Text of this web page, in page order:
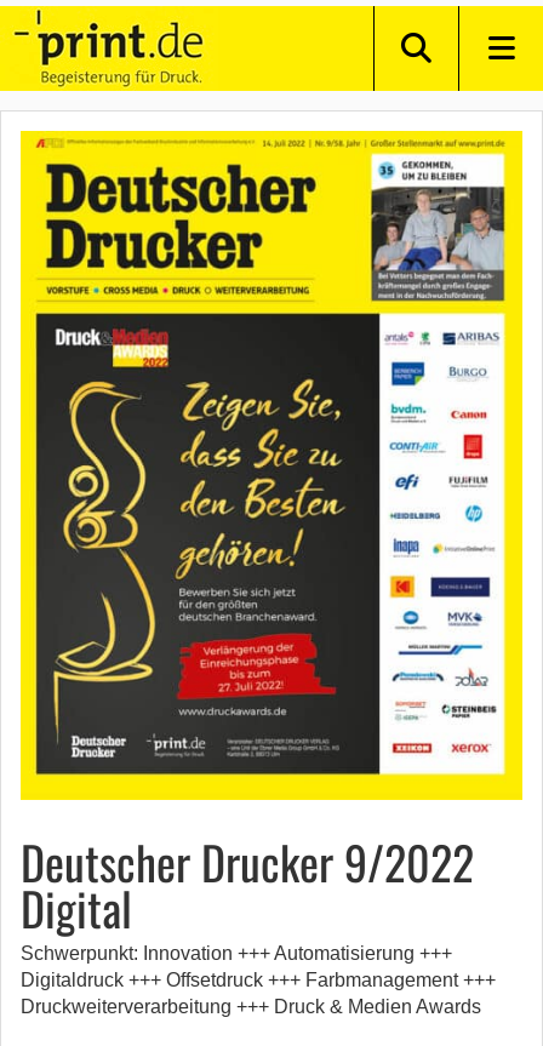
Deutscher Drucker 9/2022
Digital
Schwerpunkt: Innovation +++ Automatisierung +++
Digitaldruck +++ Offsetdruck +++ Farbmanagement +++
Druckweiterverarbeitung +++ Druck & Medien Awards